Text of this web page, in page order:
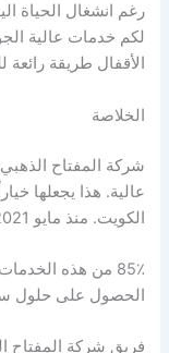
رغم انشغال الحياة
لكم خدمات عالية
الأقفال طريقة
الخلاصة
شركة المفتاح
عالية. هذا يجعلها
الكويت. منذ مايو 2021، زاد الطلب على هذه الخدمات بشكل كبير.
85٪ من هذه
الحصول على حلول
فريق شركة المفتاح